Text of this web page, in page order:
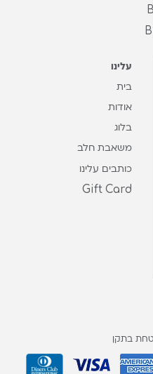
עלינו
בית
אודות
בלוג
משאבת חלב
כותבים עלינו
Gift Card
בתקן